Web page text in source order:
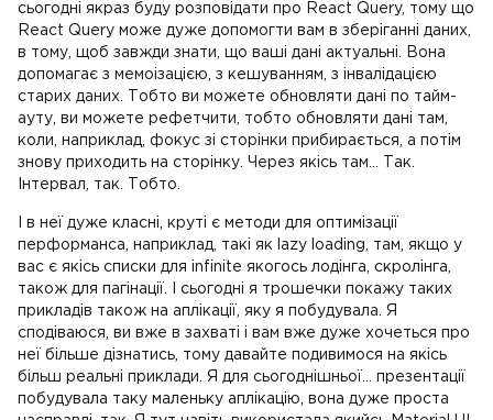
сьогодні якраз буду розповідати про React Query, тому що
React Query може дуже допомогти вам в зберіганні даних,
в тому, щоб завжди знати, що ваші дані актуальні. Вона
допомагає з мемоізацією, з кешуванням, з інвалідацією
старих даних. Тобто ви можете обновляти дані по тайм-
ауту, ви можете рефетчити, тобто обновляти дані там,
коли, наприклад, фокус зі сторінки прибирається, а потім
знову приходить на сторінку. Через якісь там... Так.
Інтервал, так. Тобто.
І в неї дуже класні, круті є методи для оптимізації
перформанса, наприклад, такі як lazy loading, там, якщо у
вас є якісь списки для infinite якогось лодінга, скролінга,
також для пагінації. І сьогодні я трошечки покажу таких
прикладів також на аплікації, яку я побудувала. Я
сподіваюся, ви вже в захваті і вам вже дуже хочеться про
неї більше дізнатись, тому давайте подивимося на якісь
більш реальні приклади. Я для сьогоднішньої... презентації
побудувала таку маленьку аплікацію, вона дуже проста